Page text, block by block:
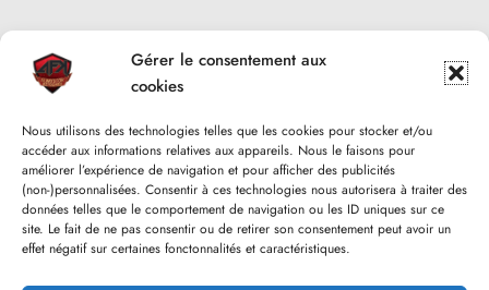
Gérer le consentement aux
cookies
Nous utilisons des technologies telles que les cookies pour stocker et/ou
accéder aux informations relatives aux appareils. Nous le faisons pour
améliorer l’expérience de navigation et pour afficher des publicités
(non-)personnalisées. Consentir à ces technologies nous autorisera à traiter des
données telles que le comportement de navigation ou les ID uniques sur ce
site. Le fait de ne pas consentir ou de retirer son consentement peut avoir un
effet négatif sur certaines fonctonnalités et caractéristiques.